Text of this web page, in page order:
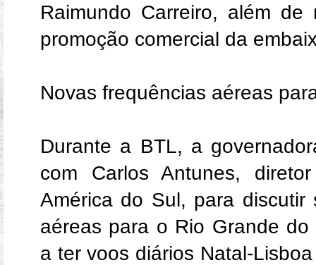
Raimundo Carreiro, além
promoção comercial da
Novas frequências aéreas
Durante a BTL, a
com Carlos Antunes,
América do Sul, para
aéreas para o Rio Grande
a ter voos diários Natal-